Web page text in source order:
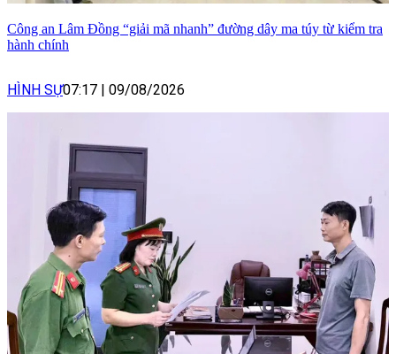
Công an Lâm Đồng “giải mã nhanh” đường dây ma túy từ kiểm tra
hành chính
HÌNH SỰ07:17 09/08/2026